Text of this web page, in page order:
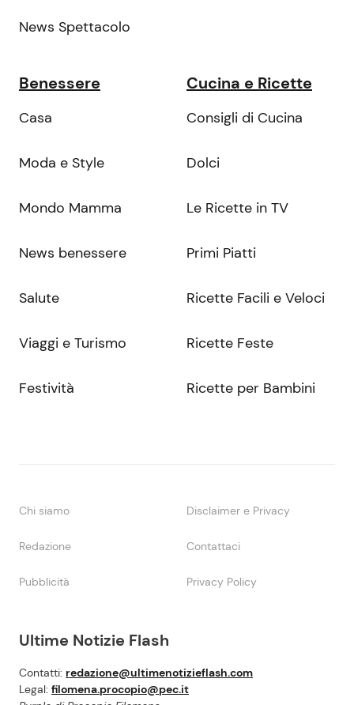
Ultime Notizie Flash
Contatti: redazione@ultimenotizieflash.com
Legal: filomena.procopio@pec.it
News Spettacolo
Benessere
Casa
Moda e Style
Mondo Mamma
News benessere
Salute
Viaggi e Turismo
Festività
Cucina e Ricette
Consigli di Cucina
Dolci
Le Ricette in TV
Primi Piatti
Ricette Facili e Veloci
Ricette Feste
Ricette per Bambini
Chi siamo Disclaimer e Privacy
Redazione Contattaci
Pubblicità Privacy Policy